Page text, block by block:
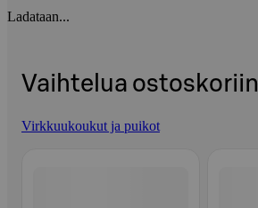
Ladataan...
Vaihtelua ostoskoriin
Virkkuukoukut ja puikot